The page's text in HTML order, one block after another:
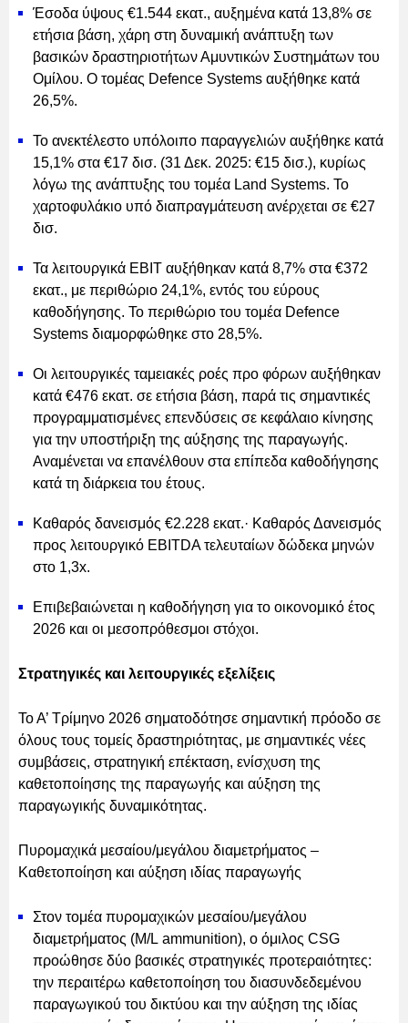
Έσοδα ύψους €1.544 εκατ., αυξημένα κατά 13,8% σε
ετήσια βάση, χάρη στη δυναμική ανάπτυξη των
βασικών δραστηριοτήτων Αμυντικών Συστημάτων του
Ομίλου. Ο τομέας Defence Systems αυξήθηκε κατά
26,5%.
Το ανεκτέλεστο υπόλοιπο παραγγελιών αυξήθηκε κατά
15,1% στα €17 δισ. (31 Δεκ. 2025: €15 δισ.), κυρίως
λόγω της ανάπτυξης του τομέα Land Systems. Το
χαρτοφυλάκιο υπό διαπραγμάτευση ανέρχεται σε €27
δισ.
Τα λειτουργικά EBIT αυξήθηκαν κατά 8,7% στα €372
εκατ., με περιθώριο 24,1%, εντός του εύρους
καθοδήγησης. Το περιθώριο του τομέα Defence
Systems διαμορφώθηκε στο 28,5%.
Οι λειτουργικές ταμειακές ροές προ φόρων αυξήθηκαν
κατά €476 εκατ. σε ετήσια βάση, παρά τις σημαντικές
προγραμματισμένες επενδύσεις σε κεφάλαιο κίνησης
για την υποστήριξη της αύξησης της παραγωγής.
Αναμένεται να επανέλθουν στα επίπεδα καθοδήγησης
κατά τη διάρκεια του έτους.
Καθαρός δανεισμός €2.228 εκατ.· Καθαρός Δανεισμός
προς λειτουργικό EBITDA τελευταίων δώδεκα μηνών
στο 1,3x.
Επιβεβαιώνεται η καθοδήγηση για το οικονομικό έτος
2026 και οι μεσοπρόθεσμοι στόχοι.
Στρατηγικές και λειτουργικές εξελίξεις
Το Α’ Τρίμηνο 2026 σηματοδότησε σημαντική πρόοδο σε
όλους τους τομείς δραστηριότητας, με σημαντικές νέες
συμβάσεις, στρατηγική επέκταση, ενίσχυση της
καθετοποίησης της παραγωγής και αύξηση της
παραγωγικής δυναμικότητας.
Πυρομαχικά μεσαίου/μεγάλου διαμετρήματος –
Καθετοποίηση και αύξηση ιδίας παραγωγής
Στον τομέα πυρομαχικών μεσαίου/μεγάλου
διαμετρήματος (M/L ammunition), ο όμιλος CSG
προώθησε δύο βασικές στρατηγικές προτεραιότητες:
την περαιτέρω καθετοποίηση του διασυνδεδεμένου
παραγωγικού του δικτύου και την αύξηση της ιδίας